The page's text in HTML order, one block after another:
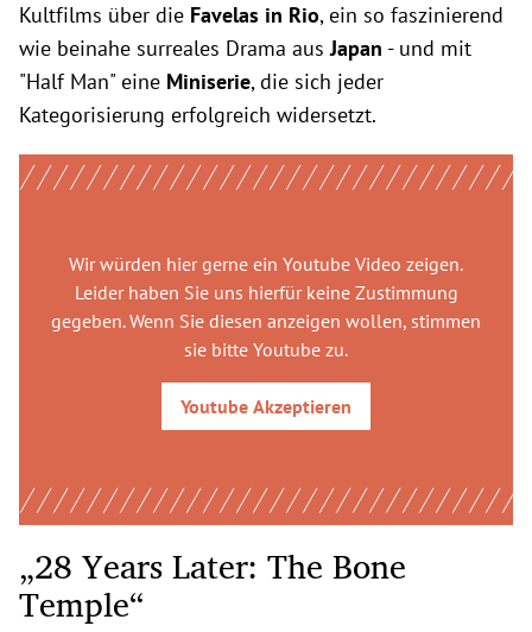
Kultfilms über die Favelas in Rio, ein so faszinierend
wie beinahe surreales Drama ausJapan - und mit
"Half Man" eine Miniserie, die sich jeder
Kategorisierung erfolgreich widersetzt.
Wir würden hier gerne ein Youtube Video zeigen.
Leider haben Sie uns hierfür keine Zustimmung
gegeben. Wenn Sie diesen anzeigen wollen, stimmen
sie bitte Youtube zu.
Youtube Akzeptieren
„28 Years Later: The Bone
Temple“